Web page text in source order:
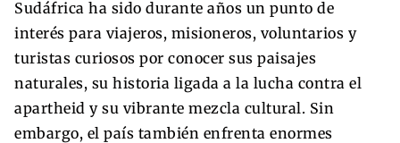
Sudáfrica ha sido durante años un punto de
interés para viajeros, misioneros, voluntarios y
turistas curiosos por conocer sus paisajes
naturales, su historia ligada a la lucha contra el
apartheid y su vibrante mezcla cultural. Sin
embargo, el país también enfrenta enormes